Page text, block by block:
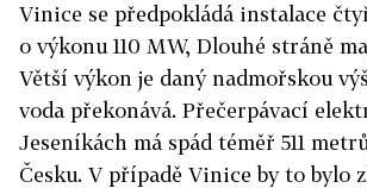
Vinice se předpokládá instalace
o výkonu 110 MW, Dlouhé stráně
Větší výkon je daný nadmořskou
voda překonává. Přečerpávací
Jeseníkách má spád téměř 511
Česku. V případě Vinice by to bylo